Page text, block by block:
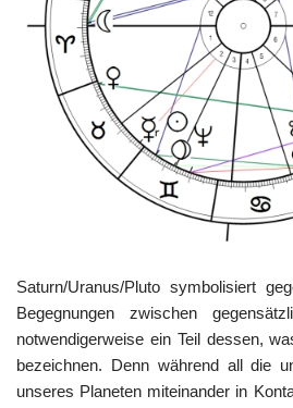
Saturn/Uranus/Pluto symbolisiert
Begegnungen zwischen
notwendigerweise ein Teil dessen,
bezeichnen. Denn während all die
unseres Planeten miteinander in